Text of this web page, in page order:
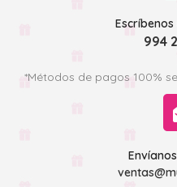
994
*Métodos de pagos 100%